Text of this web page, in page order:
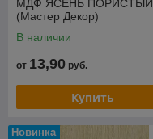
МДФ ЯСЕНЬ ПОРИСТЫЙ
(Мастер Декор)
В наличии
от 13,90 руб.
Купить
Новинка